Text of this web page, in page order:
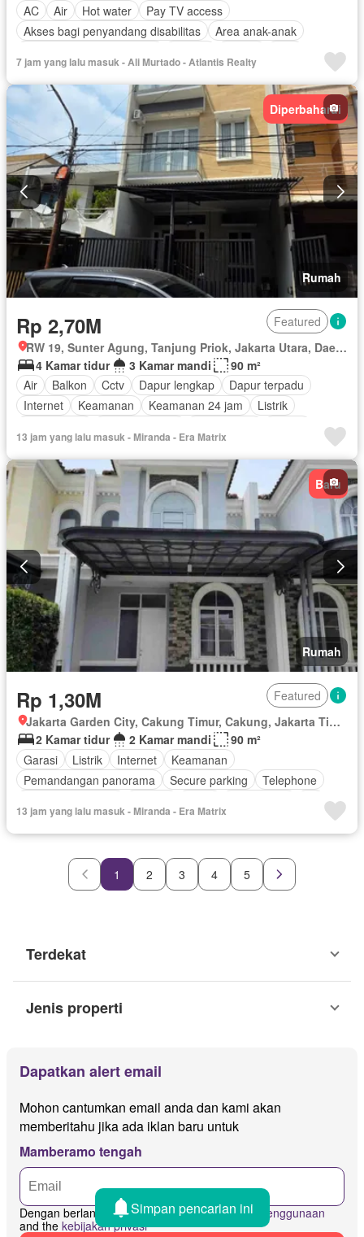
AC
Air Hot water
Pay TV access
Akses bagi penyandang disabilitas
Area anak-anak
Dapur lengkap
Dapur terpadu Gym
Internet
Keamanan 24 jam
Kolam renang
Lemari pakaian bawaan
Fully fenced
Secure parking
Pemanasan
Pemandangan panorama
Ruang layanan
Taman
Taman atap Televisi Garasi
Panggang
Teras
Halaman Wifi Sebagian perabotan
7 jam yang lalu masuk - Ali Murtado - Atlantis Realty
Diperbaharui
Rumah
Rp 2,70M
Featured
RW 19, Sunter Agung, Tanjung Priok, Jakarta Utara, Daerah Khusus Ibukota Jakarta
4 Kamar tidur
3 Kamar mandi
90 m²
Air
Balkon Cctv Dapur lengkap
Dapur terpadu
Internet
Keamanan Keamanan 24 jam
Listrik
Halaman
Sebagian perabotan
13 jam yang lalu masuk - Miranda - Era Matrix
Baru
Rumah
Rp 1,30M
Featured
Jakarta Garden City, Cakung Timur, Cakung, Jakarta Timur, Daerah Khusus Ibukota Jakarta
2 Kamar tidur
2 Kamar mandi
90 m²
Garasi
Listrik Internet
Keamanan
Pemandangan panorama
Secure parking
Telephone
Tangki air
Wifi Halaman Taman
13 jam yang lalu masuk - Miranda - Era Matrix
1 2 3 4 5
Terdekat
Jenis properti
Dapatkan alert email
Mohon cantumkan email anda dan kami akan
memberitahu jika ada iklan baru untuk
Mamberamo tengah
Dengan berlangganan saya menyetujuisyarat penggunaan
and the kebijakan privasi
Simpan pencarian ini